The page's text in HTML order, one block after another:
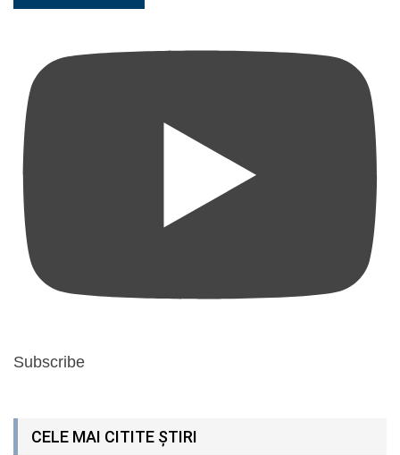
Subscribe
CELE MAI CITITE ȘTIRI